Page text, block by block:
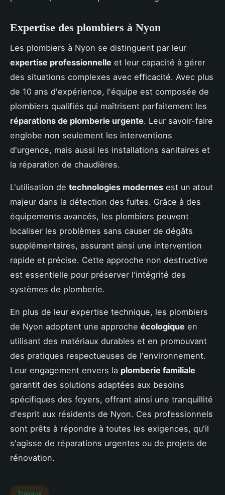
Expertise des plombiers à Nyon
Les plombiers à Nyon se distinguent par leur
expertise professionnelle et leur capacité à gérer
des situations complexes avec efficacité. Avec plus
de 10 ans d'expérience, l'équipe est composée de
plombiers qualifiés qui maîtrisent parfaitement les
réparations de plomberie urgente. Leur savoir-faire
englobe non seulement les interventions
d'urgence, mais aussi les installations sanitaires et
la réparation de chaudières.
L'utilisation de technologies modernes est un atout
majeur dans la détection des fuites. Grâce à des
équipements avancés, les plombiers peuvent
localiser les problèmes sans causer de dégâts
supplémentaires, assurant ainsi une intervention
rapide et précise. Cette approche non destructive
est essentielle pour préserver l'intégrité des
systèmes de plomberie.
En plus de leur expertise technique, les plombiers
de Nyon adoptent une approche écologique en
utilisant des matériaux durables et en promouvant
des pratiques respectueuses de l'environnement.
Leur engagement envers la plomberie familiale
garantit des solutions adaptées aux besoins
spécifiques des foyers, offrant ainsi une tranquillité
d'esprit aux résidents de Nyon. Ces professionnels
sont prêts à répondre à toutes les exigences, qu'il
s'agisse de réparations urgentes ou de projets de
rénovation.